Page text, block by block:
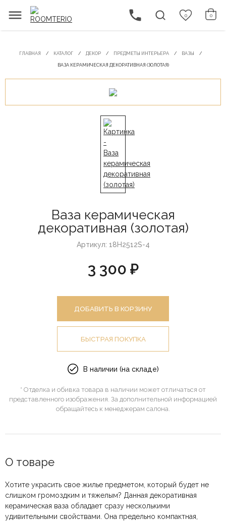
0 0
ГЛАВНАЯ КАТАЛОГ ДЕКОР ПРЕДМЕТЫ ИНТЕРЬЕРА ВАЗЫ
ВАЗА КЕРАМИЧЕСКАЯ ДЕКОРАТИВНАЯ (ЗОЛОТАЯ)
Ваза керамическая
декоративная (золотая)
Артикул: 18H2512S-4
3 300 ₽
ДОБАВИТЬ В КОРЗИНУ
БЫСТРАЯ ПОКУПКА
В наличии (на складе)
* Отделка и обивка товара в наличии может отличаться от
представленного изображения. За дополнительной информацией
обращайтесь к менеджерам салона.
О товаре
Хотите украсить свое жилье предметом, который будет не
слишком громоздким и тяжелым? Данная декоративная
керамическая ваза обладает сразу несколькими
удивительными свойствами. Она предельно компактная,